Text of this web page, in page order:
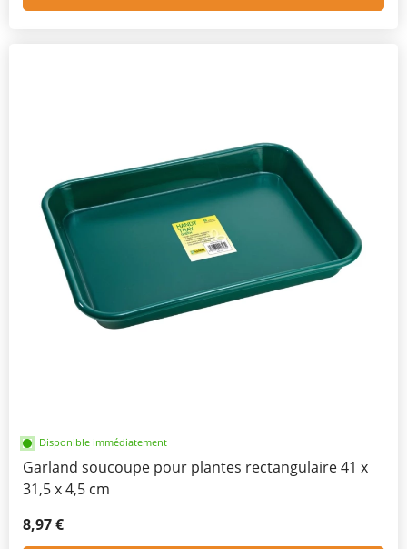
Disponible immédiatement
Garland soucoupe pour plantes rectangulaire 41 x
31,5 x 4,5 cm
8,97 €